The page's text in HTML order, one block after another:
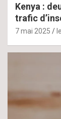
Kenya :
trafic
7 mai 2025